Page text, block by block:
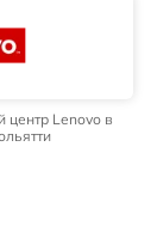
центр Lenovo в